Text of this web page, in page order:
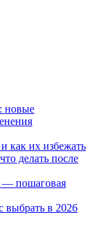
новые
как их избежать
делать после
— пошаговая
выбрать в 2026